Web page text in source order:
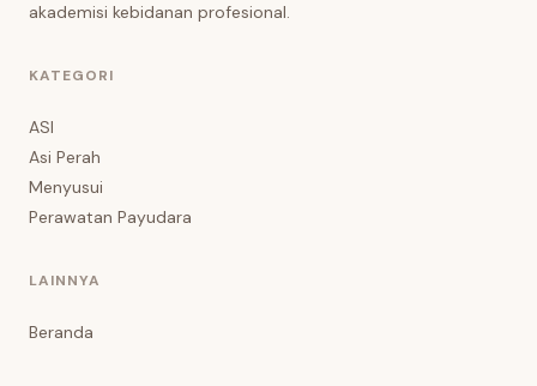
akademisi kebidanan profesional.
KATEGORI
ASI
Asi Perah
Menyusui
Perawatan Payudara
LAINNYA
Beranda